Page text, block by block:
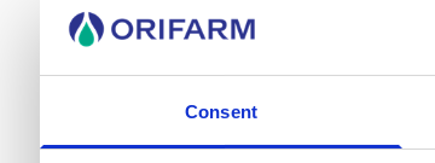
Consent
Kronisk forstoppelse kjennetegnes av